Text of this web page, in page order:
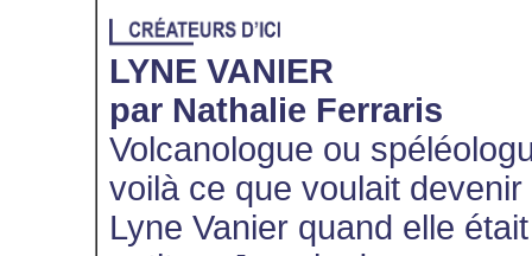
LYNE VANIER
par Nathalie Ferraris
Volcanologue ou
voilà ce que voulait devenir
Lyne Vanier quand elle était